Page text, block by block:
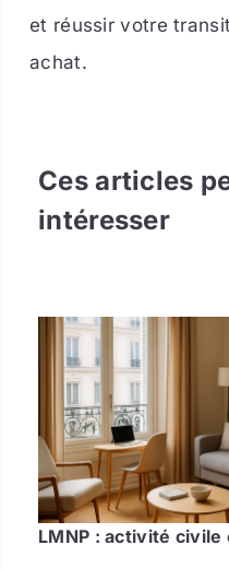
et réussir votre
achat.
Ces articles
intéresser
LMNP : activité civile